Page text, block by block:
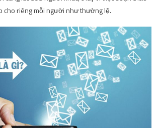
cho riêng mỗi người như thường lệ.